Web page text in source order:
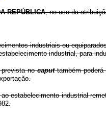
REPÚBLICA, no uso da
industriais ou
industrial, para
prevista nocaput também
estabelecimento industrial